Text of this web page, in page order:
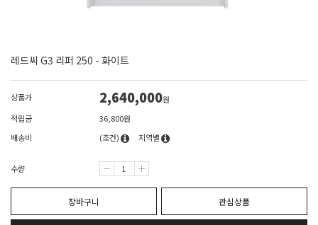
레드씨 G3 리퍼 250 - 화이트
상품가 2,640,000원
적립금
36,800원
배송비
(조건) 지역별
수량
장바구니 관심상품